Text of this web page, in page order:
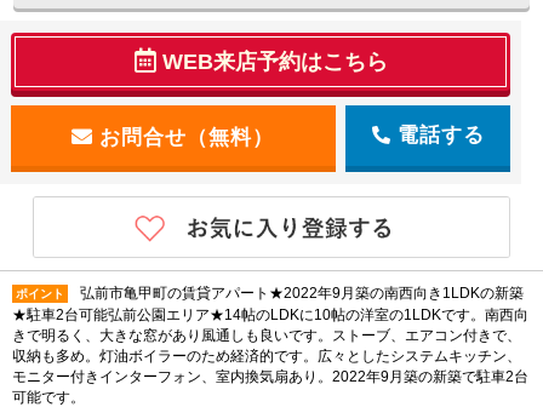
WEB来店予約はこちら
電話する
ポイント
弘前市亀甲町の賃貸アパート★2022年9月築の南西向き1LDKの新築
★駐車2台可能弘前公園エリア★14帖のLDKに10帖の洋室の1LDKです。南西向
きで明るく、大きな窓があり風通しも良いです。ストーブ、エアコン付きで、
収納も多め。灯油ボイラーのため経済的です。広々としたシステムキッチン、
モニター付きインターフォン、室内換気扇あり。2022年9月築の新築で駐車2台
可能です。